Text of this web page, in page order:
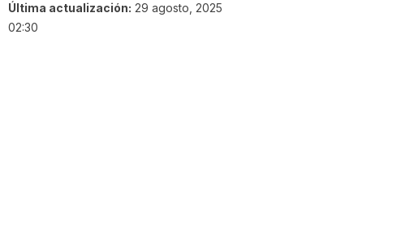
Última actualización: 29 agosto, 2025
02:30